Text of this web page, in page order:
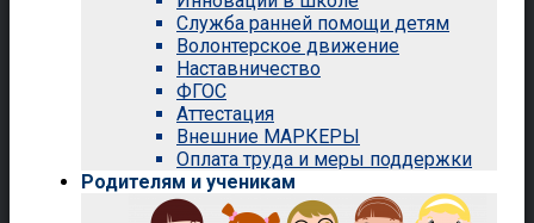
Служба ранней помощи детям
Волонтерское движение
Наставничество
ФГОС
Аттестация
Внешние МАРКЕРЫ
Оплата труда и меры поддержки
Родителям и ученикам